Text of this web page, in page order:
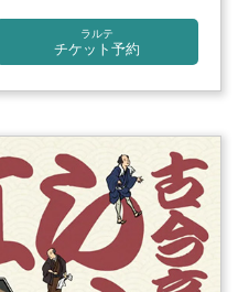
ラルテ
チケット予約